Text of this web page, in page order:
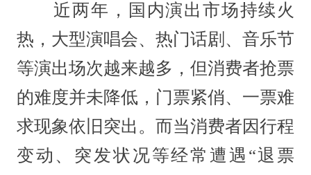
近两年，国内演出市场持续火
热，大型演唱会、热门话剧、音乐节
等演出场次越来越多，但消费者抢票
的难度并未降低，门票紧俏、一票难
求现象依旧突出。而当消费者因行程
变动、突发状况等经常遭遇“退票